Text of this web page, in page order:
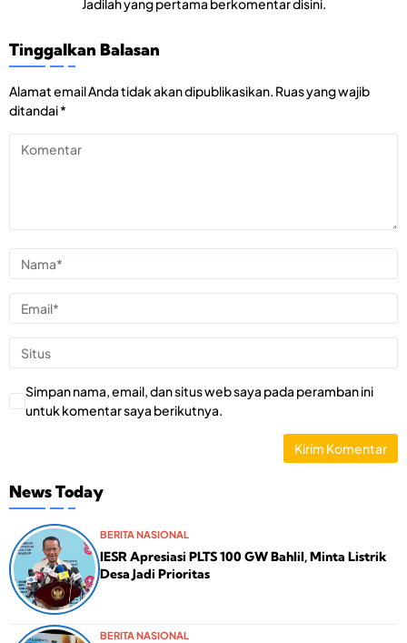
Jadilah yang pertama berkomentar disini.
Tinggalkan Balasan
Alamat email Anda tidak akan dipublikasikan. Ruas yang wajib
ditandai*
Simpan nama, email, dan situs web saya pada peramban ini
untuk komentar saya berikutnya.
News Today
BERITA NASIONAL
IESR Apresiasi PLTS 100 GW Bahlil, Minta Listrik
Desa Jadi Prioritas
BERITA NASIONAL